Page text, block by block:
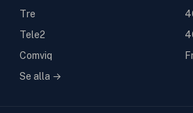
Tre
Tele2
Comviq
Se alla →